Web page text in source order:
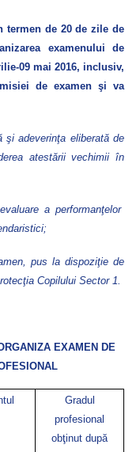
termen de 20 de zile de
examenului de
09 mai 2016, inclusiv,
de examen şi va
şi adeverinţa eliberată de
atestării vechimii în
a performanţelor
pus la dispoziţie de
Copilului Sector 1.
EXAMEN DE
Gradul
profesional
obţinut după